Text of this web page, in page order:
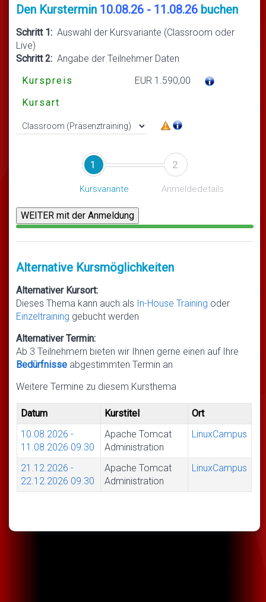
Den Kurstermin 10.08.26 - 11.08.26 buchen
Schritt 1: Auswahl der Kursvariante (Classroom oder
Live)
Schritt 2: Angabe der Teilnehmer Daten
Kurspreis
EUR 1.590,00
Kursart
1
Kursvariante
2
Anmeldedetails
Alternative Kursmöglichkeiten
Alternativer Kursort:
Dieses Thema kann auch als In-House Training oder
Einzeltraining gebucht werden
Alternativer Termin:
Ab 3 Teilnehmern bieten wir Ihnen gerne einen auf Ihre
Bedürfnisse abgestimmten Termin an
Weitere Termine zu diesem Kursthema
Datum Kurstitel
Ort
10.08.2026 -
11.08.2026 09.30
Apache Tomcat
Administration
LinuxCampus
21.12.2026 -
22.12.2026 09.30
Apache Tomcat
Administration
LinuxCampus